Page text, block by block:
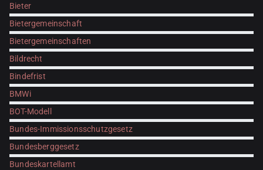
Bieter
Bietergemeinschaft
Bietergemeinschaften
Bildrecht
Bindefrist
BMWi
BOT-Modell
Bundes-Immissionsschutzgesetz
Bundesberggesetz
Bundeskartellamt